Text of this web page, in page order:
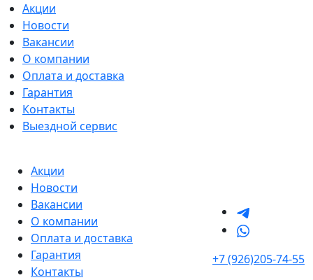
Акции
Новости
Вакансии
О компании
Оплата и доставка
Гарантия
Контакты
Выездной сервис
Акции
Новости
Вакансии
О компании
Оплата и доставка
Гарантия
Контакты
+7 (926)205-74-55